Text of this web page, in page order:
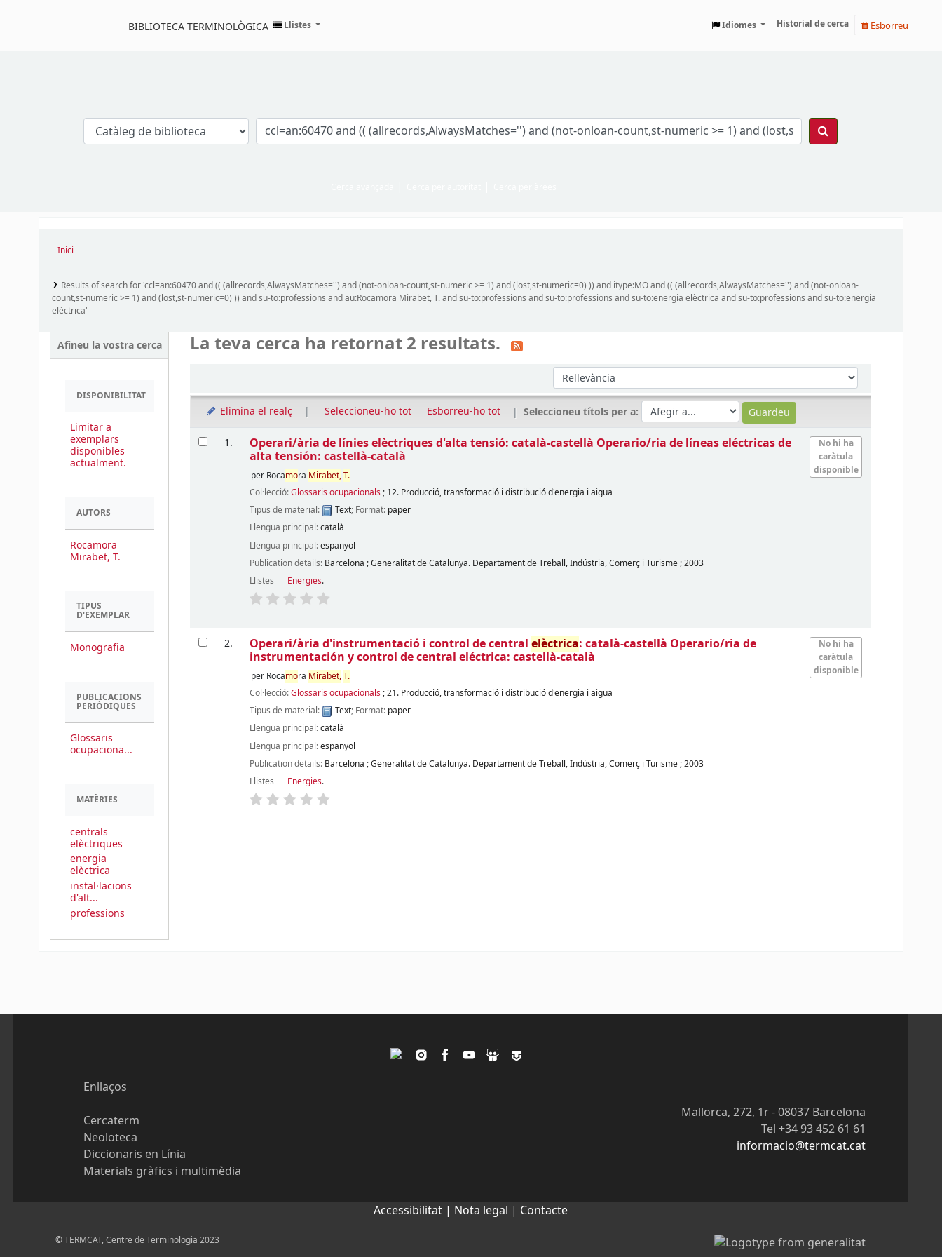
BIBLIOTECA TERMINOLÒGICA Llistes Idiomes Historial de cerca Esborreu
Inici
Results of search for 'ccl=an:60470 and (( (allrecords,AlwaysMatches='') and (not-onloan-count,st-numeric >= 1) and (lost,st-numeric=0) )) and itype:MO and (( (allrecords,AlwaysMatches='') and (not-onloan-
count,st-numeric >= 1) and (lost,st-numeric=0) )) and su-to:professions and au:Rocamora Mirabet, T. and su-to:professions and su-to:professions and su-to:energia elèctrica and su-to:professions and su-to:energia
elèctrica'
Afineu la vostra cerca
DISPONIBILITAT
Limitar a
exemplars
disponibles
actualment.
AUTORS
Rocamora
Mirabet, T.
TIPUS
D'EXEMPLAR
Monografia
PUBLICACIONS
PERIÒDIQUES
Glossaris
ocupaciona...
MATÈRIES
centrals
elèctriques
energia
elèctrica
instal·lacions
d'alt...
professions
La teva cerca ha retornat 2 resultats.
Ordeneu per:
Elimina el realç Seleccioneu-ho tot Esborreu-ho tot Seleccioneu títols per a:
Resultats
1.
No hi ha
caràtula
disponible
Operari/ària de línies elèctriques d'alta tensió: català-castellà Operario/ria de líneas eléctricas de
alta tensión: castellà-català
per Rocamora Mirabet,T.
Col·lecció:Glossaris ocupacionals; 12. Producció, transformació i distribució d'energia i aigua
Tipus de material:
Text; Format: paper
Llengua principal:català
Llengua principal:espanyol
Publication details: Barcelona ;Generalitat de Catalunya. Departament de Treball, Indústria, Comerç i Turisme;2003
Llistes
Energies.
2.
No hi ha
caràtula
disponible
Operari/ària d'instrumentació i control de centralelèctrica: català-castellà Operario/ria de
instrumentación y control de central eléctrica: castellà-català
per Rocamora Mirabet,T.
Col·lecció:Glossaris ocupacionals; 21. Producció, transformació i distribució d'energia i aigua
Tipus de material:
Text; Format: paper
Llengua principal:català
Llengua principal:espanyol
Publication details: Barcelona ;Generalitat de Catalunya. Departament de Treball, Indústria, Comerç i Turisme;2003
Llistes
Energies.
Enllaços
Cercaterm
Neoloteca
Diccionaris en Línia
Materials gràfics i multimèdia
Mallorca, 272, 1r - 08037 Barcelona
Tel +34 93 452 61 61
informacio@termcat.cat
Accessibilitat | Nota legal | Contacte
© TERMCAT, Centre de Terminologia 2023